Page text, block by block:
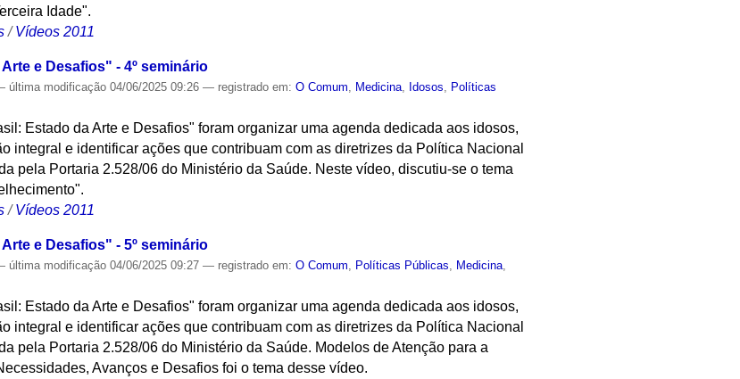
Idade".
/Vídeos 2011
e Desafios" - 4º seminário
última modificação 04/06/2025 09:26— registrado em:O Comum, Medicina, Idosos, Políticas
Estado da Arte e Desafios" foram organizar uma agenda dedicada aos idosos,
integral e identificar ações que contribuam com as diretrizes da Política Nacional
pela Portaria 2.528/06 do Ministério da Saúde. Neste vídeo, discutiu-se o tema
/Vídeos 2011
e Desafios" - 5º seminário
última modificação 04/06/2025 09:27— registrado em:O Comum Políticas Públicas Medicina
Estado da Arte e Desafios" foram organizar uma agenda dedicada aos idosos,
integral e identificar ações que contribuam com as diretrizes da Política Nacional
pela Portaria 2.528/06 do Ministério da Saúde. Modelos de Atenção para a
Avanços e Desafios foi o tema desse vídeo.